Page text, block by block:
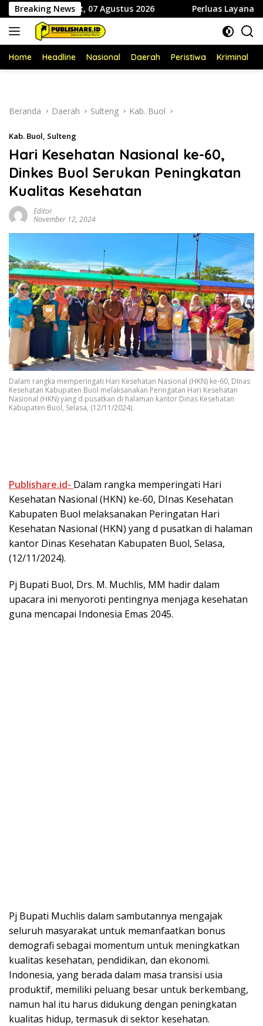
Langsung
ke
konten
Breaking News
07 Agustus 2026 Perluas Layanan Kesehatan
Home Headline Nasional Daerah Peristiwa Kriminal
Beranda Daerah Sulteng Kab. Buol
Kab. Buol, Sulteng
Hari Kesehatan Nasional ke-60,
Dinkes Buol Serukan Peningkatan
Kualitas Kesehatan
Editor
November 12, 2024
Dalam rangka memperingati Hari Kesehatan Nasional (HKN) ke-60, DInas
Kesehatan Kabupaten Buol melaksanakan Peringatan Hari Kesehatan
Nasional (HKN) yang d pusatkan di halaman kantor Dinas Kesehatan
Kabupaten Buol, Selasa, (12/11/2024).
Publishare.id- Dalam rangka memperingati Hari
Kesehatan Nasional (HKN) ke-60, DInas Kesehatan
Kabupaten Buol melaksanakan Peringatan Hari
Kesehatan Nasional (HKN) yang d pusatkan di halaman
kantor Dinas Kesehatan Kabupaten Buol, Selasa,
(12/11/2024).
Pj Bupati Buol, Drs. M. Muchlis, MM hadir dalam
upacara ini menyoroti pentingnya menjaga kesehatan
guna mencapai Indonesia Emas 2045.
Pj Bupati Muchlis dalam sambutannya mengajak
seluruh masyarakat untuk memanfaatkan bonus
demografi sebagai momentum untuk meningkatkan
kualitas kesehatan, pendidikan, dan ekonomi.
Indonesia, yang berada dalam masa transisi usia
produktif, memiliki peluang besar untuk berkembang,
namun hal itu harus didukung dengan peningkatan
kualitas hidup, termasuk di sektor kesehatan.